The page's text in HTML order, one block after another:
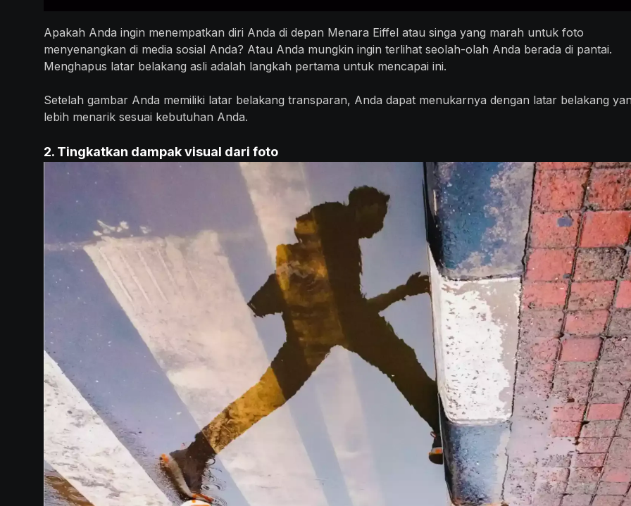
Apakah Anda ingin menempatkan diri Anda di depan Menara Eiffel atau singa yang marah untuk foto
menyenangkan di media sosial Anda? Atau Anda mungkin ingin terlihat seolah-olah Anda berada di pantai.
Menghapus latar belakang asli adalah langkah pertama untuk mencapai ini.
Setelah gambar Anda memiliki latar belakang transparan, Anda dapat menukarnya dengan latar belakang
lebih menarik sesuai kebutuhan Anda.
2. Tingkatkan dampak visual dari foto